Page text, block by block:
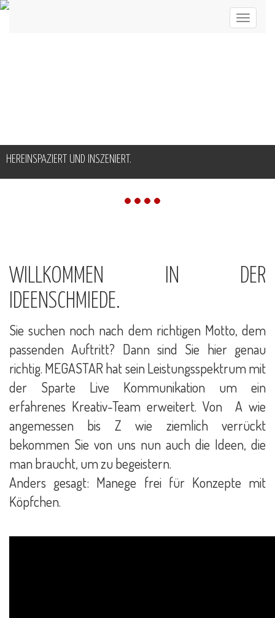
HEREINSPAZIERT UND INSZENIERT.
WILLKOMMEN IN DER
IDEENSCHMIEDE.
Sie suchen noch nach dem richtigen Motto, dem
passenden Auftritt? Dann sind Sie hier genau
richtig. MEGASTAR hat sein Leistungsspektrum mit
der Sparte Live Kommunikation um ein
erfahrenes Kreativ-Team erweitert. Von A wie
angemessen bis Z wie ziemlich verrückt
bekommen Sie von uns nun auch die Ideen, die
man braucht, um zu begeistern.
Anders gesagt: Manege frei für Konzepte mit
Köpfchen.